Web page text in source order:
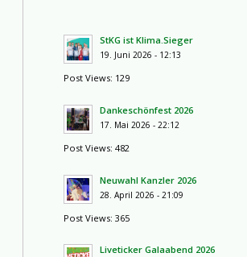
StKG ist Klima.Sieger
19. Juni 2026 - 12:13
Post Views: 129
Dankeschönfest 2026
17. Mai 2026 - 22:12
Post Views: 482
Neuwahl Kanzler 2026
28. April 2026 - 21:09
Post Views: 365
Liveticker Galaabend 2026